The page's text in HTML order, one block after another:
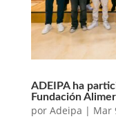
ADEIPA ha
Fundación
por Adeipa | Mar